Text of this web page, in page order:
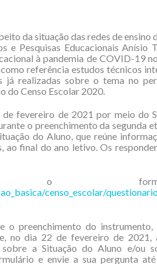
da situação das redes de ensino
e Pesquisas Educacionais Anísio
à pandemia de COVID-19
referência estudos técnicos
já realizadas sobre o tema no
do Censo Escolar 2020.
fevereiro de 2021 por meio do
o preenchimento da segunda
do Aluno, que reúne
ao final do ano letivo. Os
o
censo_escolar/
o preenchimento do instrumento,
no dia 22 de fevereiro de 2021,
a Situação do Aluno e/ou
e envie a sua pergunta